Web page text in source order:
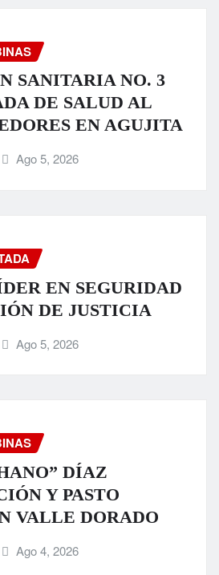
SANITARIA NO. 3
DE SALUD AL
EN AGUJITA
Ago 5, 2026
EN SEGURIDAD
DE JUSTICIA
Ago 5, 2026
DÍAZ
Y PASTO
VALLE DORADO
Ago 4, 2026